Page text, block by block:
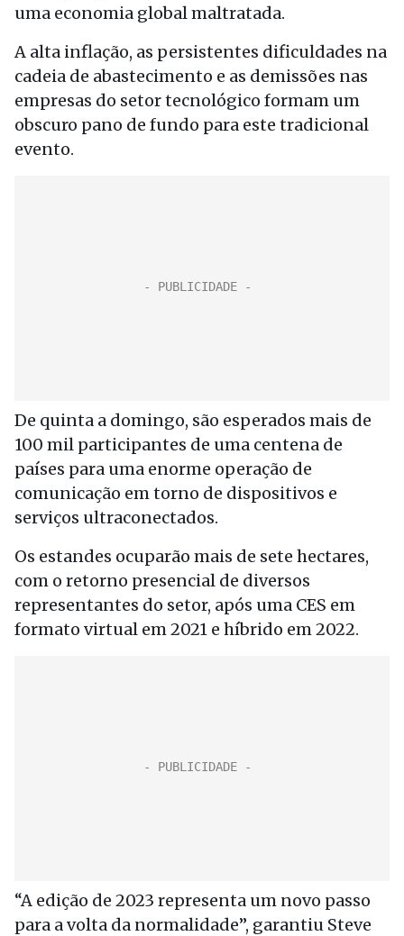
uma economia global maltratada.
A alta inflação, as persistentes dificuldades na
cadeia de abastecimento e as demissões nas
empresas do setor tecnológico formam um
obscuro pano de fundo para este tradicional
evento.
De quinta a domingo, são esperados mais de
100 mil participantes de uma centena de
países para uma enorme operação de
comunicação em torno de dispositivos e
serviços ultraconectados.
Os estandes ocuparão mais de sete hectares,
com o retorno presencial de diversos
representantes do setor, após uma CES em
formato virtual em 2021 e híbrido em 2022.
“A edição de 2023 representa um novo passo
para a volta da normalidade”, garantiu Steve